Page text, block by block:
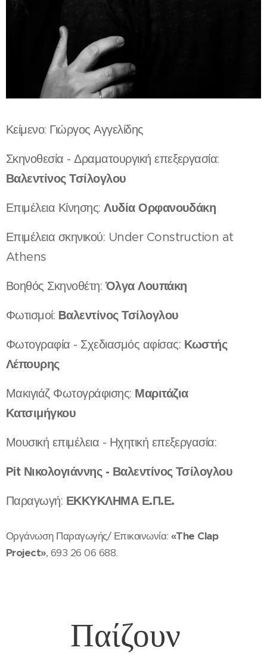
Κείμενο: Γιώργος Αγγελίδης
Σκηνοθεσία - Δραματουργική επεξεργασία:
Βαλεντίνος Τσίλογλου
Επιμέλεια Κίνησης:Λυδία Ορφανουδάκη
Επιμέλεια σκηνικού: Under Construction at
Athens
Βοηθός Σκηνοθέτη:Όλγα Λουπάκη
Φωτισμοί: Bαλεντίνος Τσίλογλου
Φωτογραφία - Σχεδιασμός αφίσας: Κωστής
Λέπουρης
Μακιγιάζ Φωτογράφισης: Μαριτάζια
Κατσιμήγκου
Μουσική επιμέλεια - Ηχητική επεξεργασία:
Pit Νικολογιάννης - Βαλεντίνος Τσίλογλου
Παραγωγή: ΕΚΚΥΚΛΗΜΑ Ε.Π.Ε.
Οργάνωση Παραγωγής/ Επικοινωνία: «The Clap
Project», 693 26 06 688.
Παίζουν